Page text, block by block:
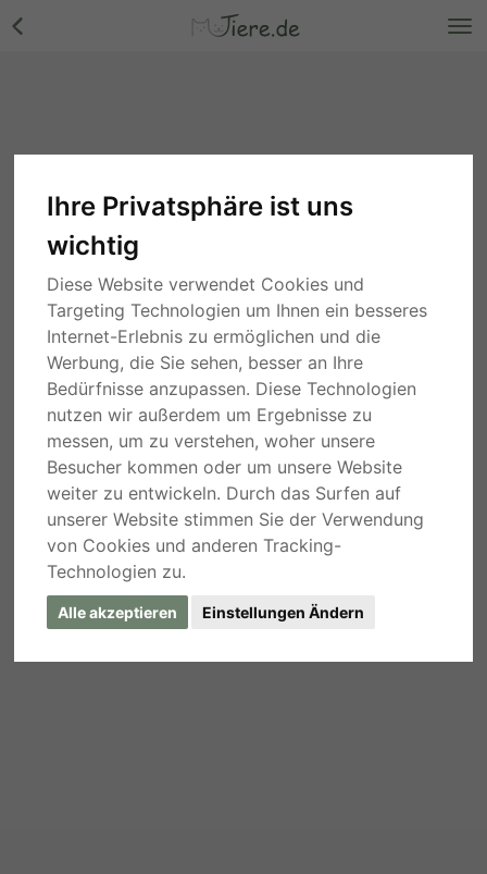
Ihre Privatsphäre ist uns
wichtig
Diese Website verwendet Cookies und
Targeting Technologien um Ihnen ein besseres
Internet-Erlebnis zu ermöglichen und die
Werbung, die Sie sehen, besser an Ihre
Bedürfnisse anzupassen. Diese Technologien
nutzen wir außerdem um Ergebnisse zu
messen, um zu verstehen, woher unsere
Besucher kommen oder um unsere Website
weiter zu entwickeln. Durch das Surfen auf
unserer Website stimmen Sie der Verwendung
von Cookies und anderen Tracking-
Technologien zu.
Alle akzeptieren Einstellungen Ändern